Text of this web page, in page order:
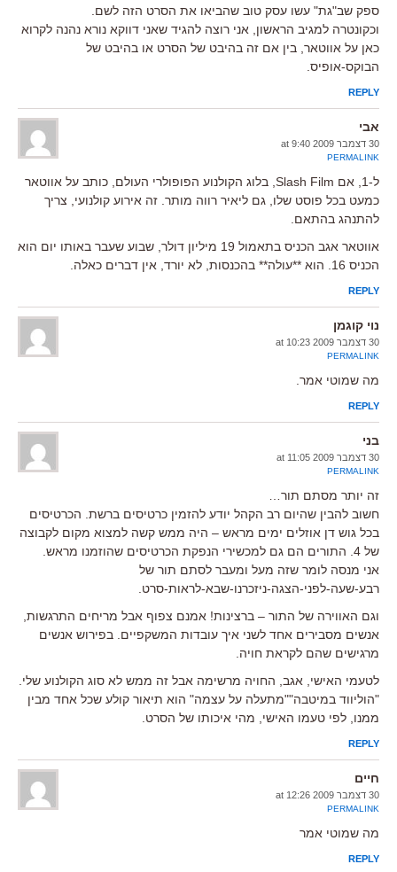
ספק שב"גת" עשו עסק טוב שהביאו את הסרט הזה לשם.
וכקונטרה למגיב הראשון, אני רוצה להגיד שאני דווקא נורא נהנה לקרוא
כאן על אווטאר, בין אם זה בהיבט של הסרט או בהיבט של
הבוקס-אופיס.
REPLY
אבי
30 דצמבר 2009 at 9:40
PERMALINK
ל-1, אם Slash Film, בלוג הקולנוע הפופולרי העולם, כותב על אווטאר
כמעט בכל פוסט שלו, גם ליאיר רווה מותר. זה אירוע קולנועי, צריך
להתנהג בהתאם.
אווטאר אגב הכניס בתאמול 19 מיליון דולר, שבוע שעבר באותו יום הוא
הכניס 16. הוא **עולה** בהכנסות, לא יורד, אין דברים כאלה.
REPLY
נוי קוגמן
30 דצמבר 2009 at 10:23
PERMALINK
מה שמוטי אמר.
REPLY
בני
30 דצמבר 2009 at 11:05
PERMALINK
זה יותר מסתם תור…
חשוב להבין שהיום רב הקהל יודע להזמין כרטיסים ברשת. הכרטיסים
בכל גוש דן אוזלים ימים מראש – היה ממש קשה למצוא מקום לקבוצה
של 4. התורים הם גם למכשירי הנפקת הכרטיסים שהוזמנו מראש.
אני מנסה לומר שזה מעל ומעבר לסתם תור של
רבע-שעה-לפני-הצגה-ניזכרנו-שבא-לראות-סרט.
וגם האווירה של התור – ברצינות! אמנם צפוף אבל מריחים התרגשות,
אנשים מסבירים אחד לשני איך עובדות המשקפיים. בפירוש אנשים
מרגישים שהם לקראת חויה.
לטעמי האישי, אגב, החויה מרשימה אבל זה ממש לא סוג הקולנוע שלי.
"הוליווד במיטבה""מתעלה על עצמה" הוא תיאור קולע שכל אחד מבין
ממנו, לפי טעמו האישי, מהי איכותו של הסרט.
REPLY
חיים
30 דצמבר 2009 at 12:26
PERMALINK
מה שמוטי אמר
REPLY